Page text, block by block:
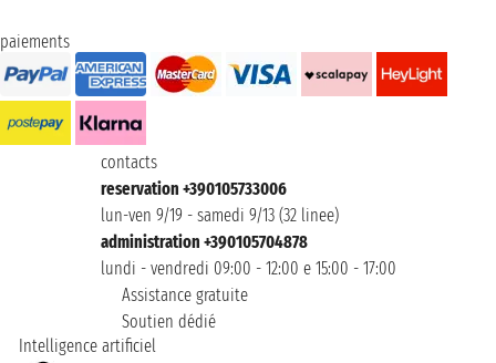
paiements
contacts
reservation +390105733006
lun-ven 9/19 - samedi 9/13 (32 linee)
administration +390105704878
lundi - vendredi 09:00 - 12:00 e 15:00 - 17:00
Assistance gratuite
Soutien dédié
Intelligence artificiel